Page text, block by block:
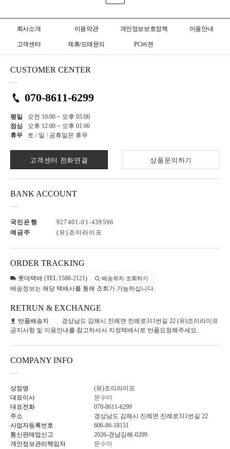
회사소개 이용약관 개인정보보호정책 이용안내
고객센터 제휴/도매문의 PC버젼
CUSTOMER CENTER
070-8611-6299
평일
오전 10:00 ~ 오후 05:00
점심
오후 12:00 ~ 오후 01:00
휴무
토 / 일 / 공휴일은 휴무
고객센터 전화연결 상품문의하기
BANK ACCOUNT
국민은행
927401-01-439596
예금주
(유)조이라이프
ORDER TRACKING
롯데택배 (TEL:1588-2121) 배송위치 조회하기
배송정보는 해당 택배사를 통해 조회가 가능하십니다.
RETRUN & EXCHANGE
반품배송지
경상남도 김해시 진례면 진례로311번길 22 (유)조이라이프
공지사항 및 이용안내를 참고하셔서 지정택배사로 반품요청해주세요.
COMPANY INFO
상점명
(유)조이라이프
대표이사
문수미
대표전화
070-8611-6299
주소
경상남도 김해시 진례면 진례로311번길 22
사업자등록번호
606-86-18151
통신판매업신고
2026-경남김해-0209
개인정보관리책임자
문수미